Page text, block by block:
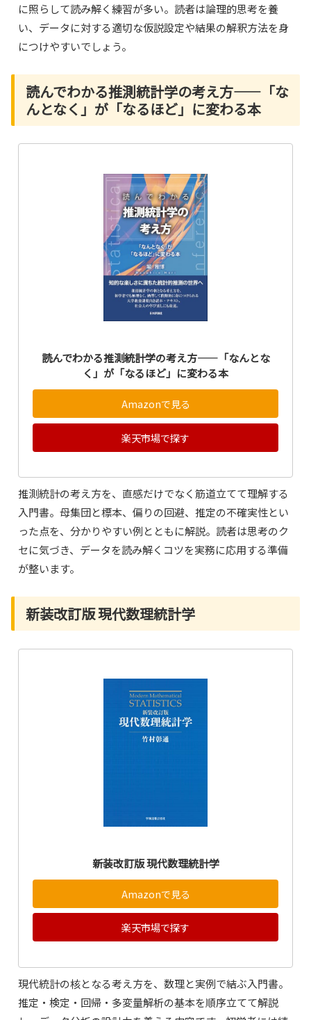
に照らして読み解く練習が多い。読者は論理的思考を養
い、データに対する適切な仮説設定や結果の解釈方法を身
につけやすいでしょう。
読んでわかる推測統計学の考え方――「な
んとなく」が「なるほど」に変わる本
読んでわかる推測統計学の考え方――「なんとな
く」が「なるほど」に変わる本
Amazonで見る
楽天市場で探す
推測統計の考え方を、直感だけでなく筋道立てて理解する
入門書。母集団と標本、偏りの回避、推定の不確実性とい
った点を、分かりやすい例とともに解説。読者は思考のク
セに気づき、データを読み解くコツを実務に応用する準備
が整います。
新装改訂版 現代数理統計学
新装改訂版 現代数理統計学
Amazonで見る
楽天市場で探す
現代統計の核となる考え方を、数理と実例で結ぶ入門書。
推定・検定・回帰・多変量解析の基本を順序立てて解説